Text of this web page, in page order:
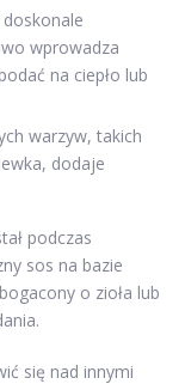
wprowadza
na ciepło lub
warzyw, takich
dodaje
podczas
sos na bazie
o zioła lub
się nad innymi